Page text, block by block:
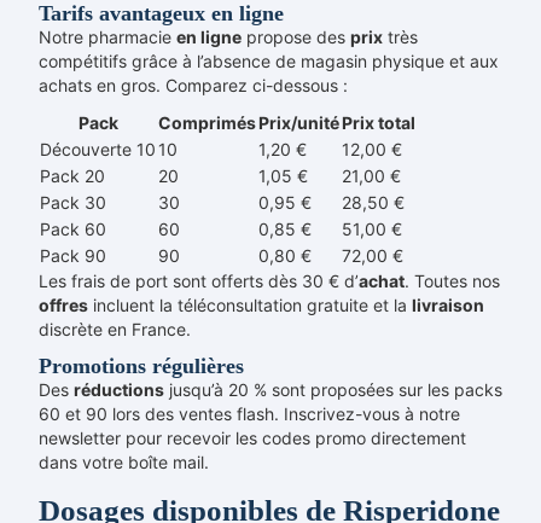
Tarifs avantageux en ligne
Notre pharmacie en ligne propose des prix très
compétitifs grâce à l’absence de magasin physique et aux
achats en gros. Comparez ci-dessous :
Pack
ComprimésPrix/unitéPrix total
Découverte 10 10 1,20 €
12,00 €
Pack 20
20 1,05 €
21,00 €
Pack 30
30 0,95 €
28,50 €
Pack 60
60 0,85 €
51,00 €
Pack 90
90 0,80 €
72,00 €
Les frais de port sont offerts dès 30 € d’achat. Toutes nos
offres incluent la téléconsultation gratuite et la livraison
discrète en France.
Promotions régulières
Des réductions jusqu’à 20 % sont proposées sur les packs
60 et 90 lors des ventes flash. Inscrivez-vous à notre
newsletter pour recevoir les codes promo directement
dans votre boîte mail.
Dosages disponibles de Risperidone